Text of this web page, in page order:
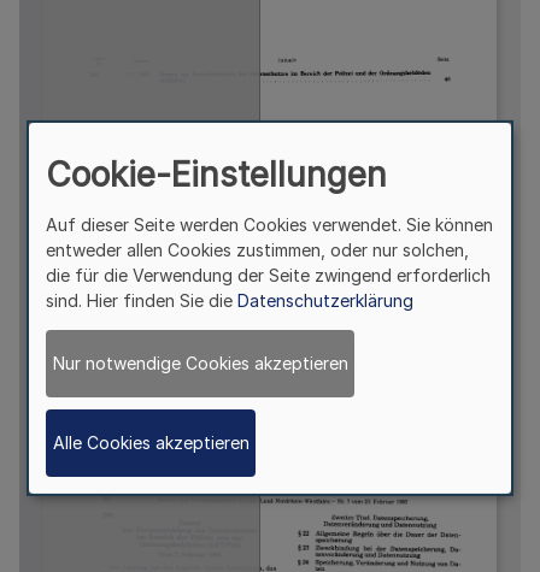
Cookie-Einstellungen
Auf dieser Seite werden Cookies verwendet. Sie können
entweder allen Cookies zustimmen, oder nur solchen,
die für die Verwendung der Seite zwingend erforderlich
sind. Hier finden Sie die Datenschutzerklärung
Nur notwendige Cookies akzeptieren
Alle Cookies akzeptieren